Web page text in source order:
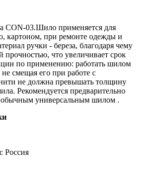
CON-03.Шило применяется для
картоном, при ремонте одежды и
ручки - береза, благодаря чему
прочностью, что увеличивает срок
по применению: работать шилом
смещая его при работе с
не должна превышать толщину
Рекомендуется предварительно
обычным универсальным шилом .
Россия